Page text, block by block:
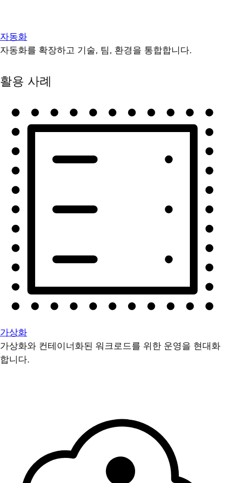
자동화
자동화를 확장하고 기술, 팀, 환경을 통합합니다.
활용 사례
가상화
가상화와 컨테이너화된 워크로드를 위한 운영을 현대화
합니다.